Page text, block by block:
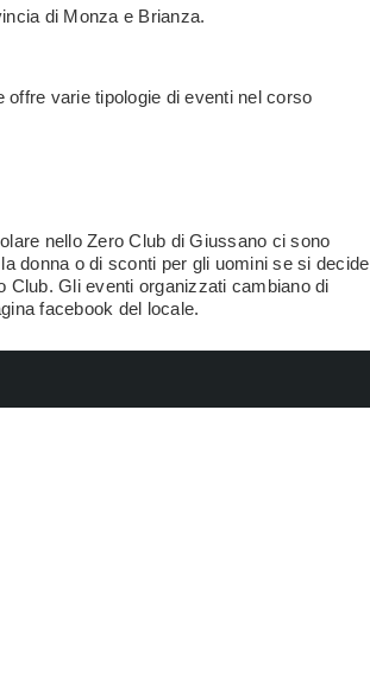
di Monza e Brianza.
varie tipologie di eventi nel corso
nello Zero Club di Giussano ci sono
donna o di sconti per gli uomini se si decide
Club. Gli eventi organizzati cambiano di
facebook del locale.